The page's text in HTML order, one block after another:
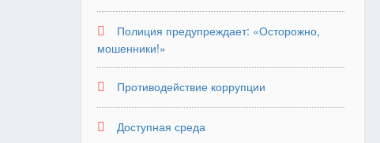
Полиция предупреждает: «Осторожно,
мошенники!»
Противодействие коррупции
Доступная среда